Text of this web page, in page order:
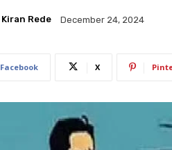
Kiran Rede December 24, 2024
Facebook X